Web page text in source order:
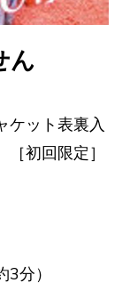
ん
ケット表裏入
初回限定］
分）